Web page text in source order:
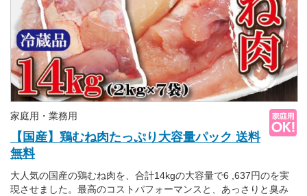
家庭用・業務用
【国産】鶏むね肉たっぷり大容量パック 送料
無料
大人気の国産の鶏むね肉を、合計14kgの大容量で6 ,637円のを実
現させました。最高のコストパフォーマンスと、あっさりと臭み